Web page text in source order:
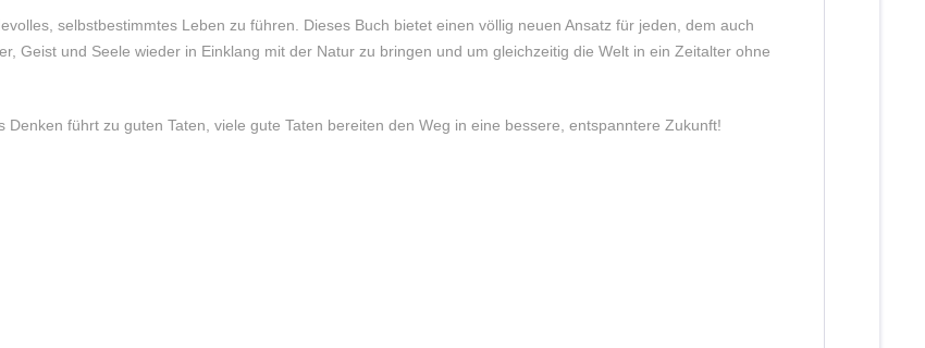
selbstbestimmtes Leben zu führen. Dieses Buch bietet einen völlig neuen Ansatz für jeden, dem auch
Geist und Seele wieder in Einklang mit der Natur zu bringen und um gleichzeitig die Welt in ein Zeitalter ohne
führt zu guten Taten, viele gute Taten bereiten den Weg in eine bessere, entspanntere Zukunft!